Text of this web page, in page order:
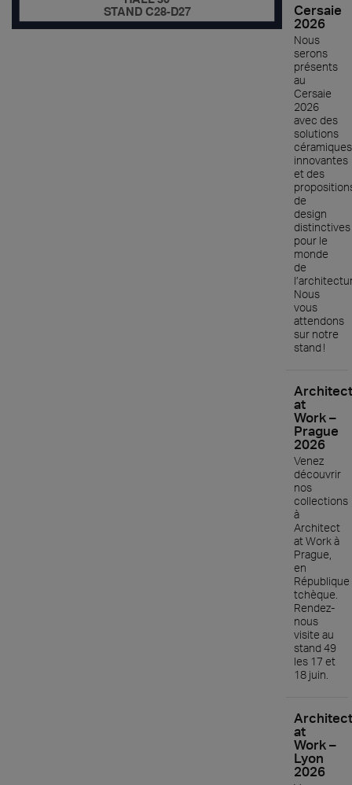
Cersaie
2026
Nous
serons
présents
au
Cersaie
2026
avec des
solutions
céramiques
innovantes
et des
de
design
distinctives
pour le
monde
de
Nous
vous
attendons
sur notre
stand !
Architect
at
Work –
Prague
2026
Venez
découvrir
nos
collections
à
Architect
at Work à
Prague,
en
République
tchèque.
Rendez-
nous
visite au
stand 49
les 17 et
18 juin.
Architect
at
Work –
Lyon
2026